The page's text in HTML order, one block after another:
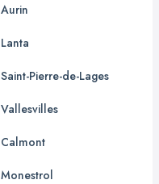
Aurin
Lanta
Saint-Pierre-de-Lages
Vallesvilles
Calmont
Monestrol